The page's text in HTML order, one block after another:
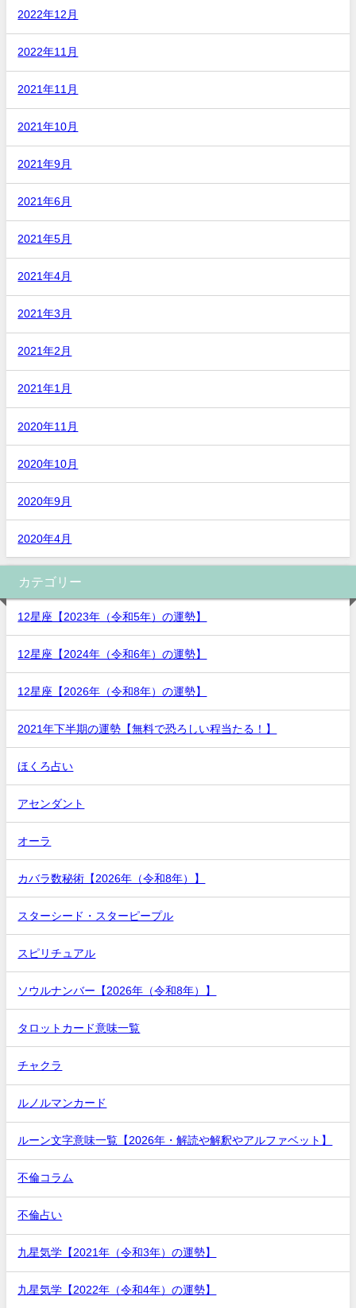
2022年12月
2022年11月
2021年11月
2021年10月
2021年9月
2021年6月
2021年5月
2021年4月
2021年3月
2021年2月
2021年1月
2020年11月
2020年10月
2020年9月
2020年4月
カテゴリー
12星座【2023年（令和5年）の運勢】
12星座【2024年（令和6年）の運勢】
12星座【2026年（令和8年）の運勢】
2021年下半期の運勢【無料で恐ろしい程当たる！】
ほくろ占い
アセンダント
オーラ
カバラ数秘術【2026年（令和8年）】
スターシード・スターピープル
スピリチュアル
ソウルナンバー【2026年（令和8年）】
タロットカード意味一覧
チャクラ
ルノルマンカード
ルーン文字意味一覧【2026年・解読や解釈やアルファベット】
不倫コラム
不倫占い
九星気学【2021年（令和3年）の運勢】
九星気学【2022年（令和4年）の運勢】